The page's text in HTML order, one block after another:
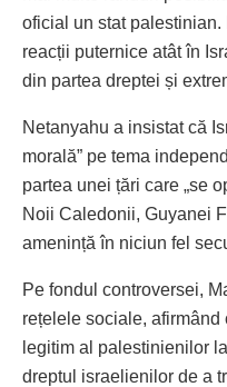
oficial un stat
reacții puternice atât în
din partea dreptei și
Netanyahu a insistat că
morală” pe tema
partea unei țări care „se
Noii Caledonii, Guyanei
amenință în niciun fel
Pe fondul controversei,
rețelele sociale, afirmând
legitim al palestinienilor
dreptul israelienilor de a